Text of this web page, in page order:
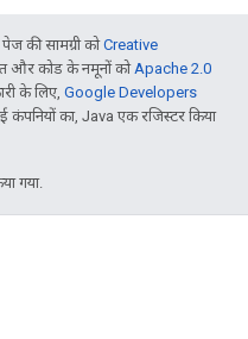
की सामग्री कोCreative
और कोड के नमूनों कोApache 2.0
के लिए, Google Developers
का, Java एक रजिस्टर किया
गया.